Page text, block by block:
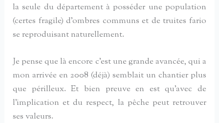
la seule du département à posséder une population
(certes fragile) d’ombres communs et de truites fario
se reproduisant naturellement.
Je pense que là encore c’est une grande avancée, qui a
mon arrivée en 2008 (déjà) semblait un chantier plus
que périlleux. Et bien preuve en est qu’avec de
l’implication et du respect, la pêche peut retrouver
ses valeurs.